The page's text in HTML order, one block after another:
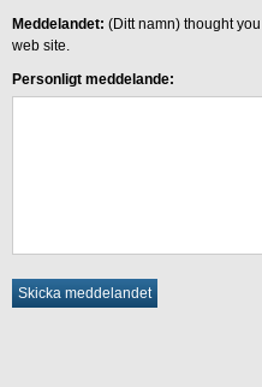
Meddelandet: (Ditt namn) thought
web site.
Personligt meddelande: